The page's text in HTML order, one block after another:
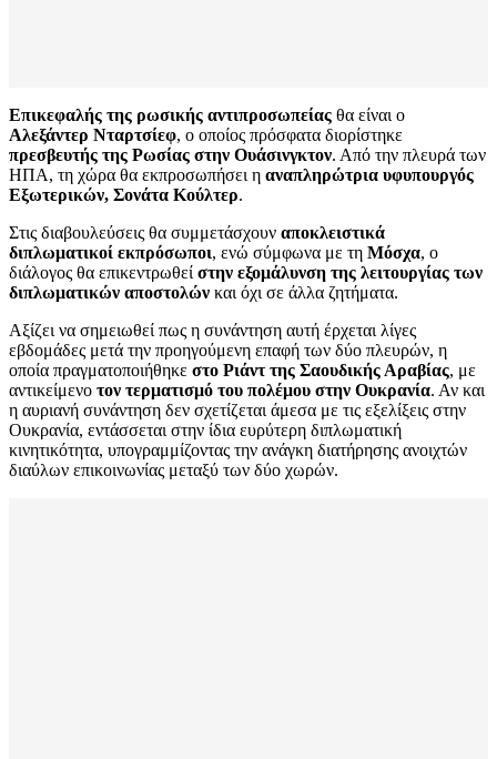
Επικεφαλής της ρωσικής αντιπροσωπείας θα είναι ο
Αλεξάντερ Νταρτσίεφ, ο οποίος πρόσφατα διορίστηκε
πρεσβευτής της Ρωσίας στην Ουάσινγκτον. Από την πλευρά των
ΗΠΑ, τη χώρα θα εκπροσωπήσει η αναπληρώτρια υφυπουργός
Εξωτερικών, Σονάτα Κούλτερ.
Στις διαβουλεύσεις θα συμμετάσχουν αποκλειστικά
διπλωματικοί εκπρόσωποι, ενώ σύμφωνα με τη Μόσχα, ο
διάλογος θα επικεντρωθεί στην εξομάλυνση της λειτουργίας των
διπλωματικών αποστολών και όχι σε άλλα ζητήματα.
Αξίζει να σημειωθεί πως η συνάντηση αυτή έρχεται λίγες
εβδομάδες μετά την προηγούμενη επαφή των δύο πλευρών, η
οποία πραγματοποιήθηκε στο Ριάντ της Σαουδικής Αραβίας, με
αντικείμενο τον τερματισμό του πολέμου στην Ουκρανία. Αν και
η αυριανή συνάντηση δεν σχετίζεται άμεσα με τις εξελίξεις στην
Ουκρανία, εντάσσεται στην ίδια ευρύτερη διπλωματική
κινητικότητα, υπογραμμίζοντας την ανάγκη διατήρησης ανοιχτών
διαύλων επικοινωνίας μεταξύ των δύο χωρών.